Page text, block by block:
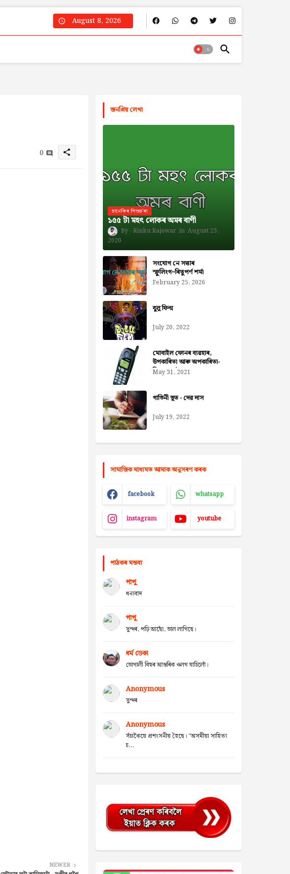
August 8, 2026
0 share
NEWER
জনপ্রিয় লেখা
চানেকিৰ শিশুচ'ৰা
১৫৫ টা মহৎ লোকৰ অমৰ বাণী
Rinku Rajowar
August 23,
2020
সংযোগ নে সত্তাৰ
স্ফুলিংগ~ৰিতুপৰ্ণ শৰ্মা
February 25, 2026
বুলু ফিল্ম
July 20, 2022
মোবাইল ফোনৰ ব্যৱহাৰ,
উপকাৰিতা আৰু অপকাৰিতা-
নিজৰা বৰ্মন ডেকা
May 31, 2021
গাভিনী ভূত - দেৱ দাস
July 19, 2022
সামাজিক মাধ্যমত আমাক অনুসৰণ কৰক
facebook whatsapp
instagram youtube
পাঠকৰ মন্তব্য
পাপু
ধন্যবাদ
পাপু
সুন্দৰ, পঢ়ি আছোঁ, ভাল লাগিছে।
ধৰ্ম ডেকা
ভোগালী বিহুৰ আন্তৰিক ওলগ যাচিলোঁ।
Anonymous
সুন্দৰ
Anonymous
সঁচাকৈয়ে প্ৰশংসনীয় হৈছে। "অসমীয়া সাহিত্য
চ...